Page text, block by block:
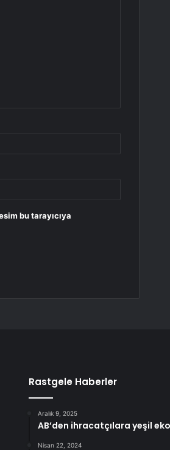
bu tarayıcıya
Rastgele Haberler
Aralık 9, 2025
AB’den ihracatçılara yeşil
Nisan 22, 2024